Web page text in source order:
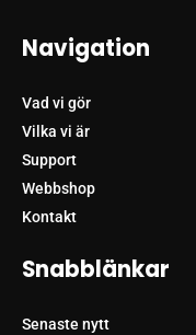
Navigation
Vad vi gör
Vilka vi är
Support
Webbshop
Kontakt
Snabblänkar
Senaste nytt